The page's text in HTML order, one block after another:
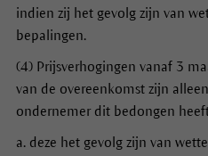
indien zij het gevolg zijn van
bepalingen.
(4) Prijsverhogingen vanaf 3
van de overeenkomst zijn
ondernemer dit bedongen
a. deze het gevolg zijn van